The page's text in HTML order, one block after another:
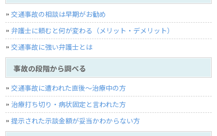
交通事故の相談は早期がお勧め
弁護士に頼むと何が変わる（メリット・デメリット）
交通事故に強い弁護士とは
事故の段階から調べる
交通事故に遭われた直後〜治療中の方
治療打ち切り・病状固定と言われた方
提示された示談金額が妥当かわからない方